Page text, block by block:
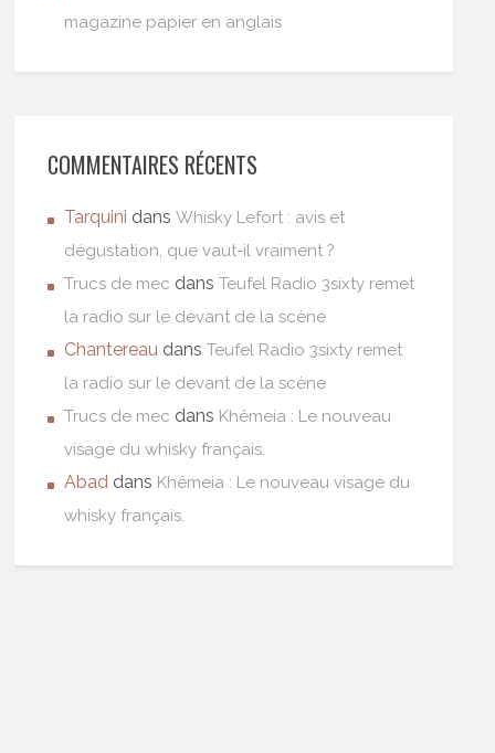
magazine papier en anglais
COMMENTAIRES RÉCENTS
Tarquini dansWhisky Lefort : avis et
dégustation, que vaut-il vraiment ?
Trucs de mec dansTeufel Radio 3sixty remet
la radio sur le devant de la scène
Chantereau dansTeufel Radio 3sixty remet
la radio sur le devant de la scène
Trucs de mec dans Khêmeia : Le nouveau
visage du whisky français.
Abad dans Khêmeia : Le nouveau visage du
whisky français.